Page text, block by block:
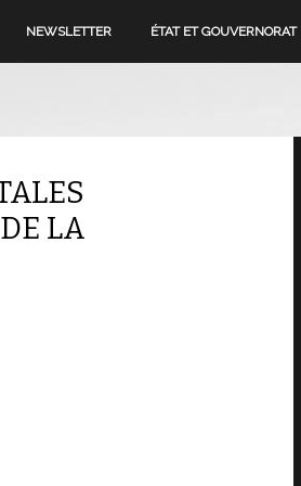
NEWSLETTER ÉTAT ET GOUVERNORAT
LA